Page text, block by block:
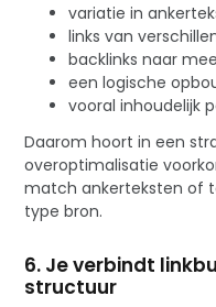
variatie in
links van
backlinks naar
een logische
vooral inhoudelijk
Daarom hoort in een
overoptimalisatie
match ankerteksten of
type bron.
6. Je verbindt
structuur